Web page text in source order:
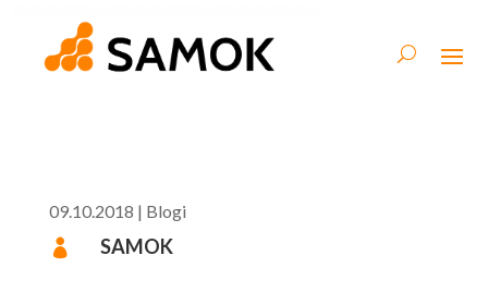
09.10.2018 | Blogi
 SAMOK